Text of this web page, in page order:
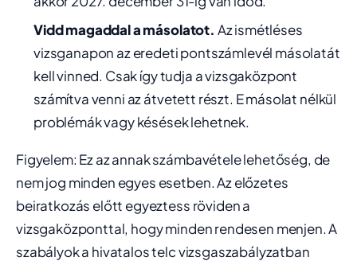
Vidd magaddal a másolatot. Az ismétléses
vizsganapon az eredeti pontszámlevél másolatát
kell vinned. Csak így tudja a vizsgaközpont
számítva venni az átvetett részt. E másolat nélkül
problémák vagy késések lehetnek.
Figyelem: Ez az annak számbavétele lehetőség, de
nem jog minden egyes esetben. Az előzetes
beiratkozás előtt egyeztess röviden a
vizsgaközponttal, hogy minden rendesen menjen. A
szabályok a hivatalos telc vizsgaszabályzatban